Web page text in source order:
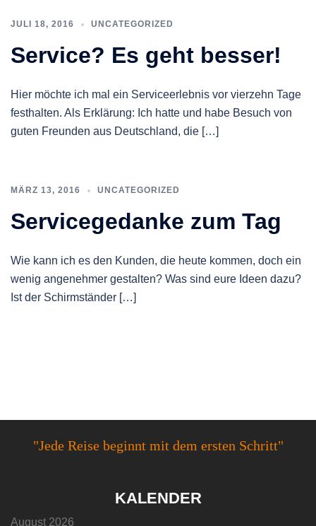
JULI 18, 2016 UNCATEGORIZED
Service? Es geht besser!
Hier möchte ich mal ein Serviceerlebnis vor vierzehn Tage
festhalten. Als Erklärung: Ich hatte und habe Besuch von
guten Freunden aus Deutschland, die […]
MÄRZ 13, 2016 UNCATEGORIZED
Servicegedanke zum Tag
Wie kann ich es den Kunden, die heute kommen, doch ein
wenig angenehmer gestalten? Was sind eure Ideen dazu?
Ist der Schirmständer […]
"Jede Reise beginnt mit dem ersten Schritt"
KALENDER
August 2026